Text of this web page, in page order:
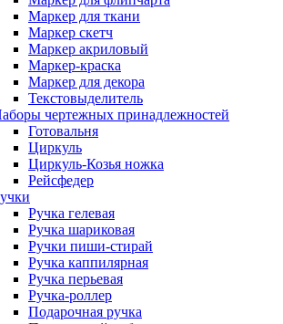
Маркер для ткани
Маркер скетч
Маркер акриловый
Маркер-краска
Маркер для декора
Текстовыделитель
чертежных принадлежностей
Готовальня
Циркуль
Циркуль-Козья ножка
Рейсфедер
Ручка гелевая
Ручка шариковая
Ручки пиши-стирай
Ручка каппилярная
Ручка перьевая
Ручка-роллер
Подарочная ручка